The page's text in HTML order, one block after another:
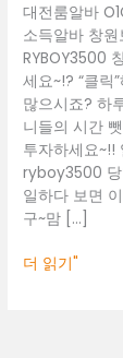
대전룸알바
소득알바 창
RYBOY3500
세요~!? “클릭
많으시죠? 하
니들의 시간
투자하세요
ryboy3500 당
일하다 보면
구~맘 […]
알
바
창
원
고
소
득
알
바
창
보
더 읽기"